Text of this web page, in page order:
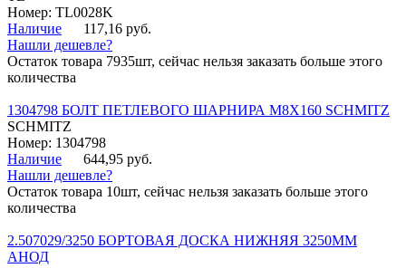
Номер: TL0028K
Наличие
117,16 руб.
Нашли дешевле?
Остаток товара 7935шт, сейчас нельзя заказать больше этого
количества
1304798 БОЛТ ПЕТЛЕВОГО ШАРНИРА М8Х160 SCHMITZ
SCHMITZ
Номер: 1304798
Наличие
644,95 руб.
Нашли дешевле?
Остаток товара 10шт, сейчас нельзя заказать больше этого
количества
2.507029/3250 БОРТОВАЯ ДОСКА НИЖНЯЯ 3250ММ
АНОД